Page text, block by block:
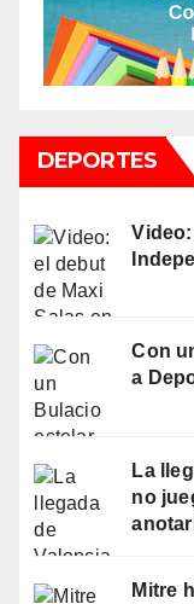
DEPORTES
Con
a
La
no
Mitre